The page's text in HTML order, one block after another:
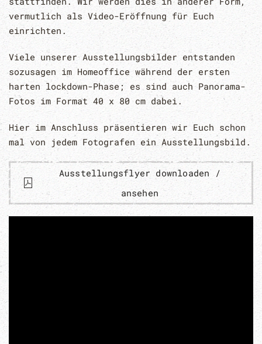
vermutlich als Video-Eröffnung für Euch
einrichten.
Viele unserer Ausstellungsbilder entstanden
sozusagen im Homeoffice während der ersten
harten lockdown-Phase; es sind auch Panorama-
Fotos im Format 40 x 80 cm dabei.
Hier im Anschluss präsentieren wir Euch schon
mal von jedem Fotografen ein Ausstellungsbild.
Ausstellungsflyer downloaden /
ansehen